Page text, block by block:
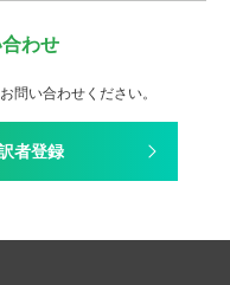
わせ
問い合わせください。
者登録